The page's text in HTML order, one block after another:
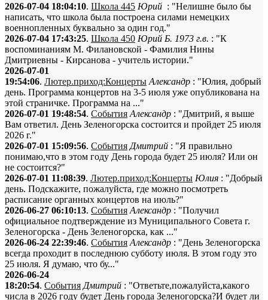
2026-07-04 18:04:10. Школа 445 Юрий : "Нелишне было бы
написать, что школа была построена силами немецких
военнопленных буквально за один год."
2026-07-04 17:43:25. Школа 450 Юрий Б. 1973 г.в. : "К
воспоминаниям М. Филановской - Фамилия Нины
Дмитриевны - Кирсанова - учитель истории."
2026-07-01
19:54:06. Лютер.приход:Концерты Александр : "Юлия, добрый
день. Программа концертов на 3-5 июля уже опубликована на
этой страничке. Программа на ..."
2026-07-01 19:48:54. События Александр : "Дмитрий, я выше
Вам ответил. День Зеленогорска состоится и пройдет 25 июля
2026 г."
2026-07-01 15:09:56. События Дмитрий : "Я правильно
понимаю,что в этом году День города будет 25 июля? Или он
не состоится?"
2026-07-01 11:08:39. Лютер.приход:Концерты Юлия : "Добрый
день. Подскажите, пожалуйста, где можно посмотреть
расписание органных концертов на июль?"
2026-06-27 06:10:13. События Александр : "Получил
официальное подтверждение из Муниципального Совета г.
Зеленогорска - День Зеленогорска, как ..."
2026-06-24 22:39:46. События Александр : "День Зеленогорска
всегда проходит в последнюю субботу июля. В этом году это
25 июля. Я думаю, что бу..."
2026-06-24
18:20:54. События Дмитрий : "Ответьте,пожалуйста,какого
числа в 2026 году будет День города Зеленогорска?И будет ли